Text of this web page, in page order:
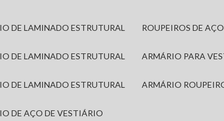
DE LAMINADO ESTRUTURAL ROUPEIROS DE
DE LAMINADO ESTRUTURAL ARMÁRIO PARA
DE LAMINADO ESTRUTURAL ARMÁRIO
DE AÇO DE VESTIÁRIO